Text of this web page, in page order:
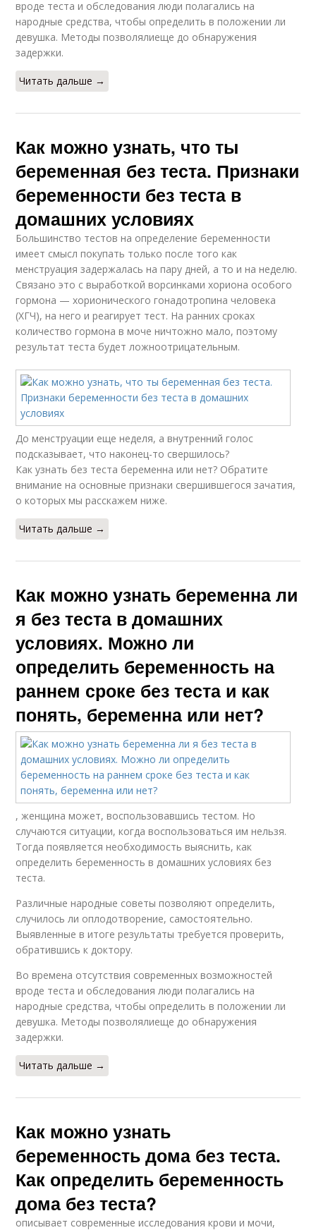
вроде теста и обследования люди полагались на
народные средства, чтобы определить в положении ли
девушка. Методы позволялиеще до обнаружения
задержки.
Читать дальше →
Как можно узнать, что ты
беременная без теста. Признаки
беременности без теста в
домашних условиях
Большинство тестов на определение беременности
имеет смысл покупать только после того как
менструация задержалась на пару дней, а то и на неделю.
Связано это с выработкой ворсинками хориона особого
гормона — хорионического гонадотропина человека
(ХГЧ), на него и реагирует тест. На ранних сроках
количество гормона в моче ничтожно мало, поэтому
результат теста будет ложноотрицательным.
До менструации еще неделя, а внутренний голос
подсказывает, что наконец-то свершилось?
Как узнать без теста беременна или нет? Обратите
внимание на основные признаки свершившегося зачатия,
о которых мы расскажем ниже.
Читать дальше →
Как можно узнать беременна ли
я без теста в домашних
условиях. Можно ли
определить беременность на
раннем сроке без теста и как
понять, беременна или нет?
, женщина может, воспользовавшись тестом. Но
случаются ситуации, когда воспользоваться им нельзя.
Тогда появляется необходимость выяснить, как
определить беременность в домашних условиях без
теста.
Различные народные советы позволяют определить,
случилось ли оплодотворение, самостоятельно.
Выявленные в итоге результаты требуется проверить,
обратившись к доктору.
Во времена отсутствия современных возможностей
вроде теста и обследования люди полагались на
народные средства, чтобы определить в положении ли
девушка. Методы позволялиеще до обнаружения
задержки.
Читать дальше →
Как можно узнать
беременность дома без теста.
Как определить беременность
дома без теста?
описывает современные исследования крови и мочи,